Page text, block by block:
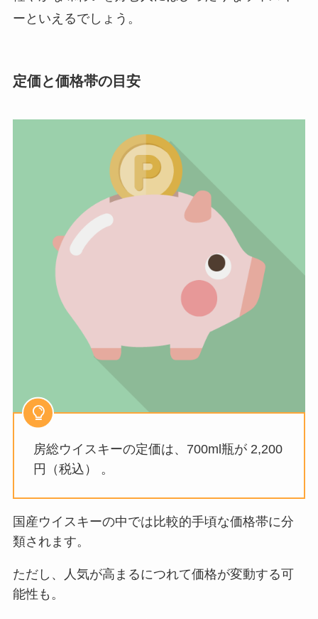
ーといえるでしょう。
定価と価格帯の目安
房総ウイスキーの定価は、700ml瓶が 2,200
円（税込） 。
国産ウイスキーの中では比較的手頃な価格帯に分
類されます。
ただし、人気が高まるにつれて価格が変動する可
能性も。